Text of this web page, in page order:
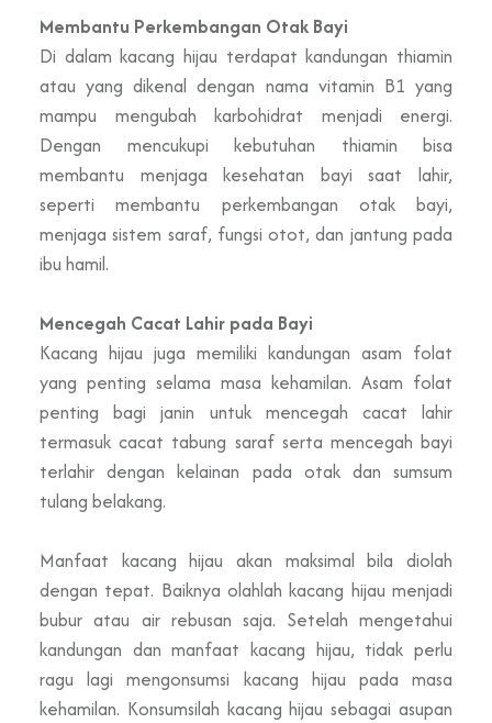
Membantu Perkembangan Otak Bayi
Di dalam kacang hijau terdapat kandungan thiamin
atau yang dikenal dengan nama vitamin B1 yang
mampu mengubah karbohidrat menjadi energi.
Dengan mencukupi kebutuhan thiamin bisa
membantu menjaga kesehatan bayi saat lahir,
seperti membantu perkembangan otak bayi,
menjaga sistem saraf, fungsi otot, dan jantung pada
ibu hamil.
Mencegah Cacat Lahir pada Bayi
Kacang hijau juga memiliki kandungan asam folat
yang penting selama masa kehamilan. Asam folat
penting bagi janin untuk mencegah cacat lahir
termasuk cacat tabung saraf serta mencegah bayi
terlahir dengan kelainan pada otak dan sumsum
tulang belakang.
Manfaat kacang hijau akan maksimal bila diolah
dengan tepat. Baiknya olahlah kacang hijau menjadi
bubur atau air rebusan saja. Setelah mengetahui
kandungan dan manfaat kacang hijau, tidak perlu
ragu lagi mengonsumsi kacang hijau pada masa
kehamilan. Konsumsilah kacang hijau sebagai asupan